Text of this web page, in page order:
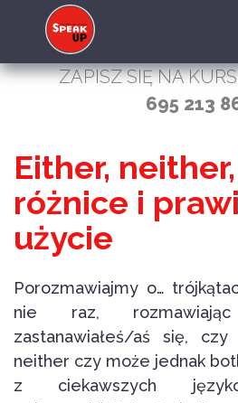
ZAPISZ SIĘ NA
695 213
Either,
różnice i
użycie
Porozmawiajmy o…
nie raz,
zastanawiałeś/aś się,
neither czy może jednak
z ciekawszych